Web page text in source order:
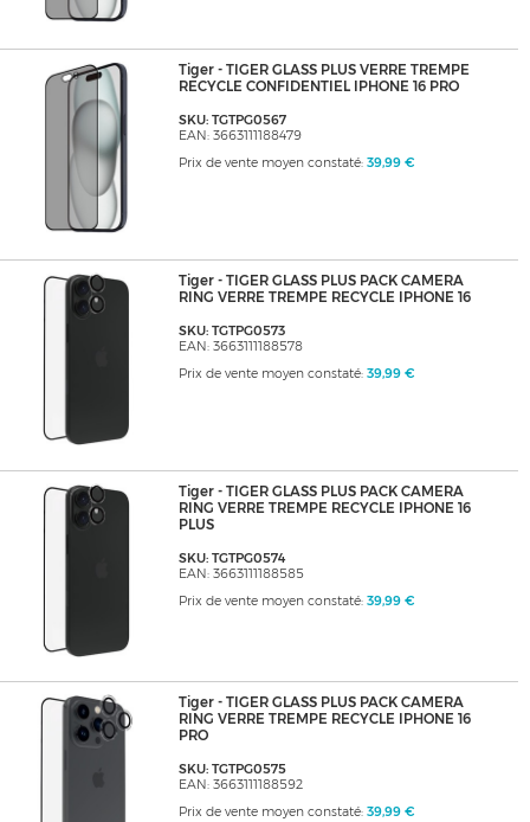
Tiger - TIGER GLASS PLUS VERRE TREMPE
RECYCLE CONFIDENTIEL IPHONE 16 PRO
SKU: TGTPG0567
EAN: 3663111188479
Prix de vente moyen constaté: 39,99 €
Tiger - TIGER GLASS PLUS PACK CAMERA
RING VERRE TREMPE RECYCLE IPHONE 16
SKU: TGTPG0573
EAN: 3663111188578
Prix de vente moyen constaté: 39,99 €
Tiger - TIGER GLASS PLUS PACK CAMERA
RING VERRE TREMPE RECYCLE IPHONE 16
PLUS
SKU: TGTPG0574
EAN: 3663111188585
Prix de vente moyen constaté: 39,99 €
Tiger - TIGER GLASS PLUS PACK CAMERA
RING VERRE TREMPE RECYCLE IPHONE 16
PRO
SKU: TGTPG0575
EAN: 3663111188592
Prix de vente moyen constaté: 39,99 €